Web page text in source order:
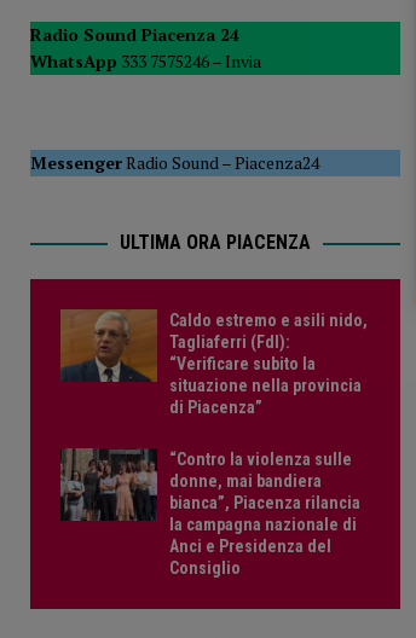
[ 5 Agosto 2026 ] Tennistavolo –
Radio Sound Piacenza 24
WhatsApp 333 7575246 – Invia
MessengerRadio Sound–Piacenza24
ULTIMA ORA PIACENZA
Caldo estremo e asili nido,
Tagliaferri (FdI):
“Verificare subito la
situazione nella provincia
di Piacenza”
“Contro la violenza sulle
donne, mai bandiera
bianca”, Piacenza rilancia
la campagna nazionale di
Anci e Presidenza del
Consiglio